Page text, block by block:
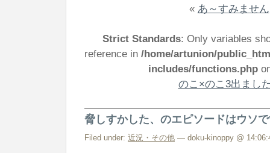
« あ～すみません
Strict Standards: Only variables
reference in /home/artunion/
includes/functions.php
のこ×のこ3出まし
脅しすかした、のエピソードはウソ
Filed under: 近況・その他 — doku-kinoppy @